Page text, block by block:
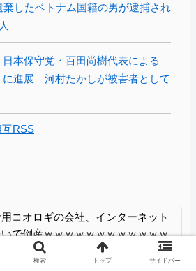
したベトナム国籍の男が逮捕され
日本保守党・百田尚樹代表による
に進展 河村たかしが被害者として
互RSS
用コオロギの会社、インターネット
で倒産ｗｗｗｗｗｗｗｗｗｗｗｗ
】えっ、ワイ氏の「貯金」・・・多
検索 トップ サイドバー